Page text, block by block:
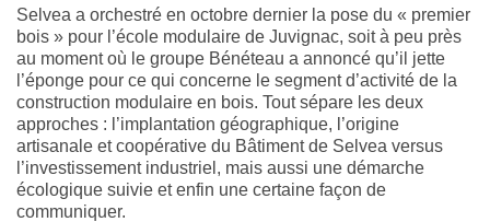
Selvea a orchestré en octobre dernier la pose du « premier
bois » pour l’école modulaire de Juvignac, soit à peu près
au moment où le groupe Bénéteau a annoncé qu’il jette
l’éponge pour ce qui concerne le segment d’activité de la
construction modulaire en bois. Tout sépare les deux
approches : l’implantation géographique, l’origine
artisanale et coopérative du Bâtiment de Selvea versus
l’investissement industriel, mais aussi une démarche
écologique suivie et enfin une certaine façon de
communiquer.